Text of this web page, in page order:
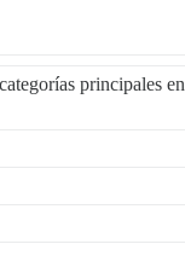
principales